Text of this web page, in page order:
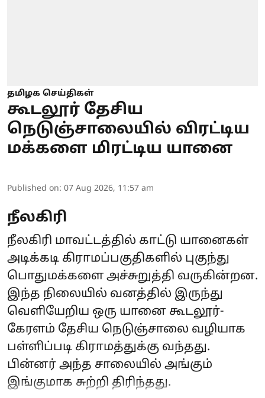
தமிழக செய்திகள்
கூடலூர் தேசிய
நெடுஞ்சாலையில் விரட்டிய
மக்களை மிரட்டிய யானை
Published on: 07 Aug 2026, 11:57 am
நீலகிரி
நீலகிரி மாவட்டத்தில் காட்டு யானைகள்
அடிக்கடி கிராமப்பகுதிகளில் புகுந்து
பொதுமக்களை அச்சுறுத்தி வருகின்றன.
இந்த நிலையில் வனத்தில் இருந்து
வெளியேறிய ஒரு யானை கூடலூர்-
கேரளம் தேசிய நெடுஞ்சாலை வழியாக
பள்ளிப்படி கிராமத்துக்கு வந்தது.
பின்னர் அந்த சாலையில் அங்கும்
இங்குமாக சுற்றி திரிந்தது.